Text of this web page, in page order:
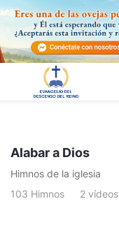
Alabar a Dios
Himnos de la iglesia
103 Himnos
2 vídeos